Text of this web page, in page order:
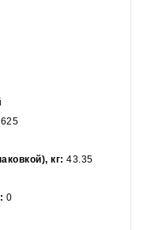
кг: 43.35
0